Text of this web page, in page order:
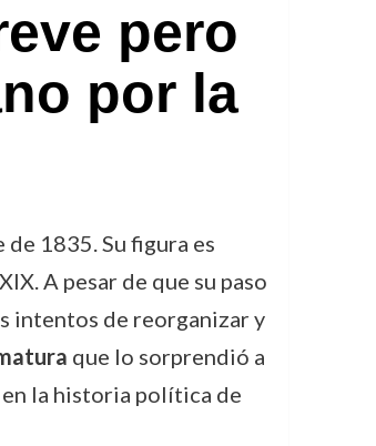
pero
por la
1835. Su figura es
A pesar de que su paso
intentos de reorganizar y
que lo sorprendió a
la historia política de